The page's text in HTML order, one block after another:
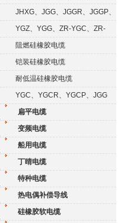
KGGRP
JHXG、JGG、JGGR、JGGP、
JGGFYGZ、YGG、ZR-YGC、ZR-
KGG阻燃硅橡胶电缆
铠装硅橡胶电缆
耐低温硅橡胶电缆
YGC、YGCR、YGCP、JGG
扁平电缆
变频电缆
船用电缆
丁晴电缆
特种电缆
热电偶补偿导线
硅橡胶软电缆